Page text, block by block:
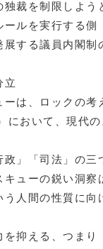
裁を制限しよう
ルを実行する側
する議員内閣制
立
は、ロックの考
において、現代
」「司法」の三
ューの鋭い洞察
人間の性質に向
抑える、つまり